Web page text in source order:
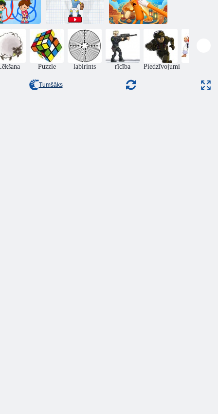
Baby
Prankster
Catphish
Blēņas zvans —
99 naktis mežā
Rush
Race
Haaland
Smieklīga seja
Iepļaukāt Sahuru
Puzzle labirints rīcība Piedzīvojumi
Tumšāks